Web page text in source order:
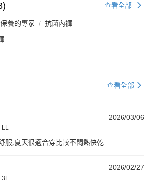
查看全部
養的專家 抗菌內褲
查看全部
2026/03/06
LL
服,夏天很適合穿比較不悶熱快乾
2026/02/27
3L